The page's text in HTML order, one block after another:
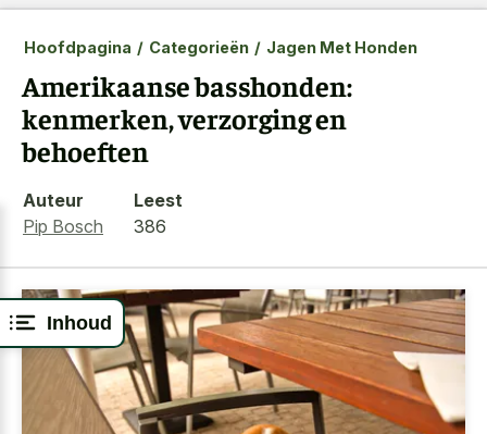
Inhoud
Hoofdpagina / Categorieën / Jagen Met Honden
Amerikaanse basshonden:
kenmerken, verzorging en
behoeften
Auteur
Pip Bosch
Leest
386